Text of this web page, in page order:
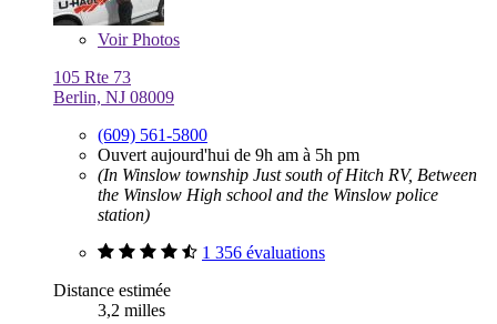
VoirPhotos
105 Rte 73
Berlin, NJ 08009
(609) 561-5800
Ouvert aujourd'hui de 9h am à 5h pm
(In Winslow township Just south of Hitch RV, Between
the Winslow High school and the Winslow police
station)
1 356 évaluations
Distance estimée
3,2 milles